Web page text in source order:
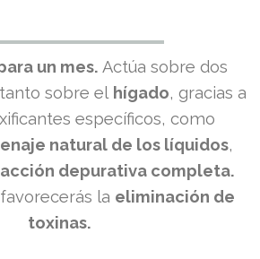
un mes. Actúa sobre dos
tanto sobre el hígado, gracias a
específicos, como
natural de los líquidos,
acción depurativa completa.
la eliminación de
toxinas.